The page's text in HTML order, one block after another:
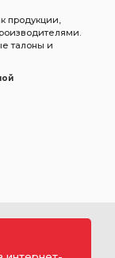
продукции,
талоны и